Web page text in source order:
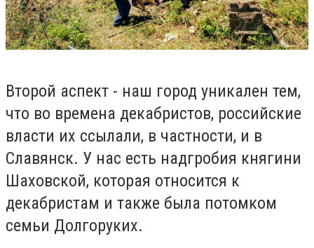
Второй аспект - наш город уникален тем,
что во времена декабристов, российские
власти их ссылали, в частности, и в
Славянск. У нас есть надгробия княгини
Шаховской, которая относится к
декабристам и также была потомком
семьи Долгоруких.